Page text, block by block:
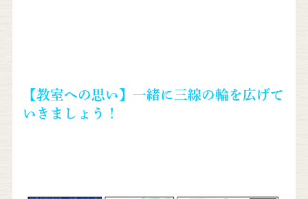
【教室への思い】一緒に三線の輪を広げて
いきましょう！